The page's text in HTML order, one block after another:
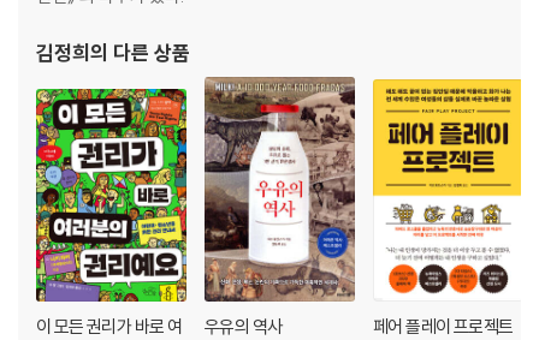
우리를 화나게 하는 것들
5장 | 모든 것이 괜찮아지는 순간
그건 아무것도 아니다
인간관계를 통제하려고 한다면
결과는 통제할 수 없다
선 밖에 있는 무관한 것
운명은 바닥에 흩어진 톱밥이다
비극의 주인공이 되지 않으려면
김정희의 다른 상품
이 모든 권리가 바로 여
우유의 역사 페어 플레이 프로젝트